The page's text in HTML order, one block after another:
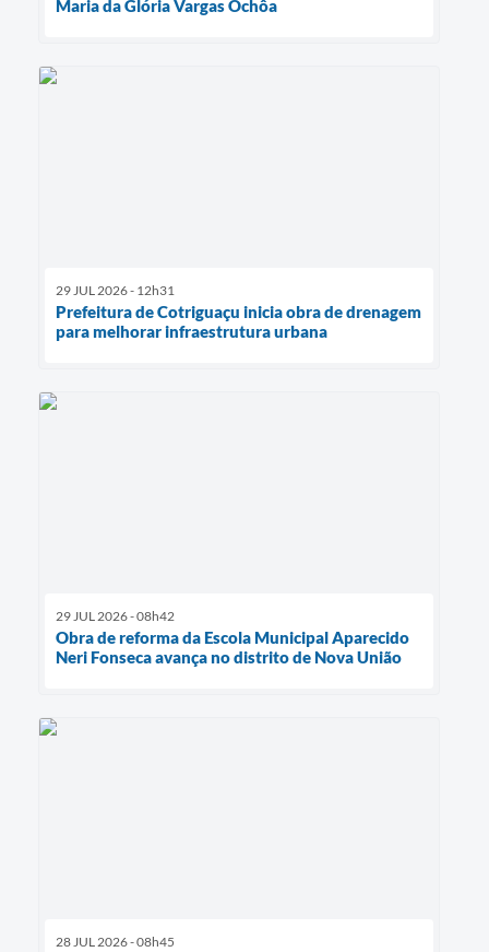
Maria da Glória Vargas Ochôa
29 JUL 2026 - 12h31
Prefeitura de Cotriguaçu inicia obra de drenagem
para melhorar infraestrutura urbana
29 JUL 2026 - 08h42
Obra de reforma da Escola Municipal Aparecido
Neri Fonseca avança no distrito de Nova União
28 JUL 2026 - 08h45